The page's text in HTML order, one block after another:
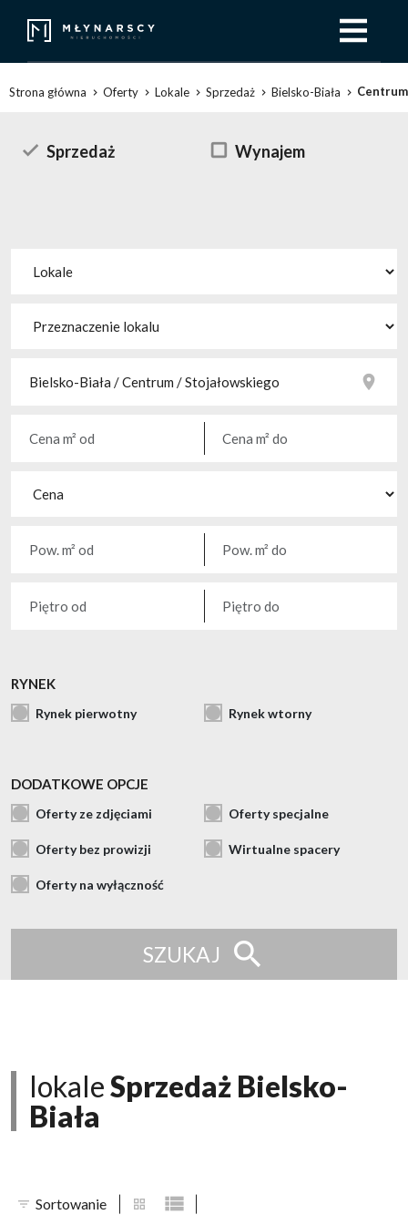
Strona główna Oferty Lokale Sprzedaż Bielsko-Biała Centrum
Sprzedaż Wynajem
RYNEK
Rynek pierwotny Rynek wtorny
DODATKOWE OPCJE
Oferty ze zdjęciami Oferty specjalne
Oferty bez prowizji Wirtualne spacery
Oferty na wyłączność
SZUKAJ
lokaleSprzedaż Bielsko-
Biała
Sortowanie
tabelalista